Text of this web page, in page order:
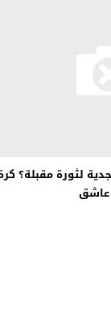
في المجلات:
عاشق